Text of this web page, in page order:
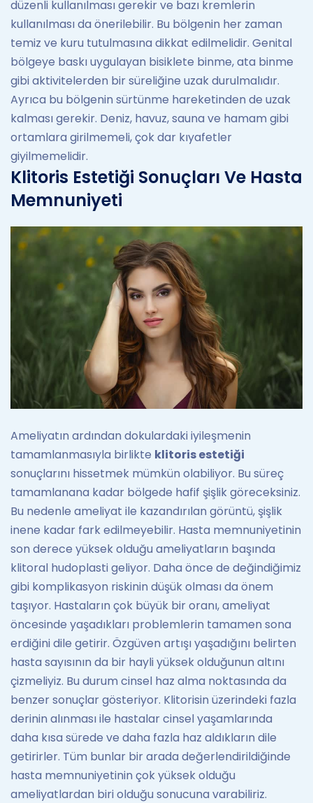
düzenli kullanılması gerekir ve bazı kremlerin
kullanılması da önerilebilir. Bu bölgenin her zaman
temiz ve kuru tutulmasına dikkat edilmelidir. Genital
bölgeye baskı uygulayan bisiklete binme, ata binme
gibi aktivitelerden bir süreliğine uzak durulmalıdır.
Ayrıca bu bölgenin sürtünme hareketinden de uzak
kalması gerekir. Deniz, havuz, sauna ve hamam gibi
ortamlara girilmemeli, çok dar kıyafetler
giyilmemelidir.
Klitoris Estetiği Sonuçları Ve Hasta
Memnuniyeti
Ameliyatın ardından dokulardaki iyileşmenin
tamamlanmasıyla birlikte klitoris estetiği
sonuçlarını hissetmek mümkün olabiliyor. Bu süreç
tamamlanana kadar bölgede hafif şişlik göreceksiniz.
Bu nedenle ameliyat ile kazandırılan görüntü, şişlik
inene kadar fark edilmeyebilir. Hasta memnuniyetinin
son derece yüksek olduğu ameliyatların başında
klitoral hudoplasti geliyor. Daha önce de değindiğimiz
gibi komplikasyon riskinin düşük olması da önem
taşıyor. Hastaların çok büyük bir oranı, ameliyat
öncesinde yaşadıkları problemlerin tamamen sona
erdiğini dile getirir. Özgüven artışı yaşadığını belirten
hasta sayısının da bir hayli yüksek olduğunun altını
çizmeliyiz. Bu durum cinsel haz alma noktasında da
benzer sonuçlar gösteriyor. Klitorisin üzerindeki fazla
derinin alınması ile hastalar cinsel yaşamlarında
daha kısa sürede ve daha fazla haz aldıkların dile
getirirler. Tüm bunlar bir arada değerlendirildiğinde
hasta memnuniyetinin çok yüksek olduğu
ameliyatlardan biri olduğu sonucuna varabiliriz.